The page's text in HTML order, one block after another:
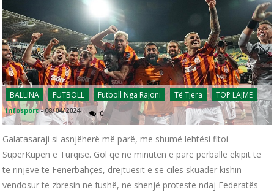
BALLINA FUTBOLL Futboll Nga Rajoni Të Tjera TOP LAJME
infosport -08/04/2024 0
Galatasaraji si asnjëherë më parë, me shumë lehtësi fitoi
SuperKupën e Turqisë. Gol që në minutën e parë përballë ekipit të
të rinjëve të Fenerbahçes, drejtuesit e së cilës skuadër kishin
vendosur të zbresin në fushë, në shenjë proteste ndaj Federatës